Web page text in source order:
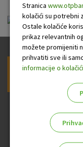
O nama
Prijava na
Stranica
kolačići su potrebni
Ostale kolačiće
prikaz relevantnih
možete promijeniti
prihvatiti sve ili
informacije o